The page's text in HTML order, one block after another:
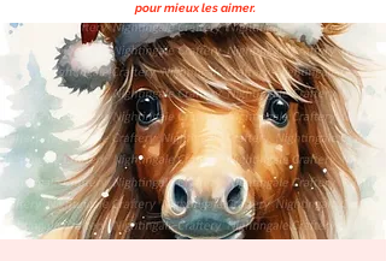
pour mieux les aimer.